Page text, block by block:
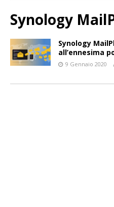
Synology
Synology
all’ennesima
9 Gennaio 2020